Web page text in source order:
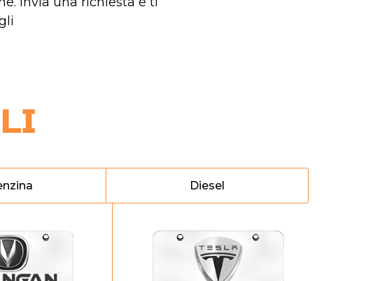
Diesel